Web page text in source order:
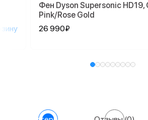
Фен Dyson Supersonic HD19,
Pink/Rose Gold
26 990₽